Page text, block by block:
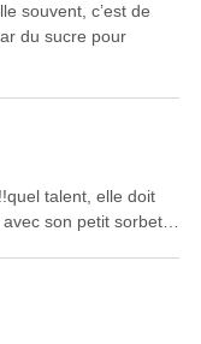
souvent, c’est de
du sucre pour
talent, elle doit
son petit sorbet…